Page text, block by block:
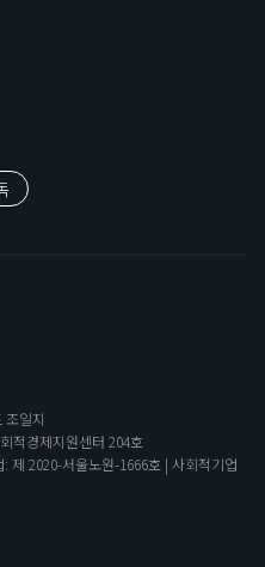
조일지
적경제지원센터 204호
제 2020-서울노원-1666호 | 사회적기업